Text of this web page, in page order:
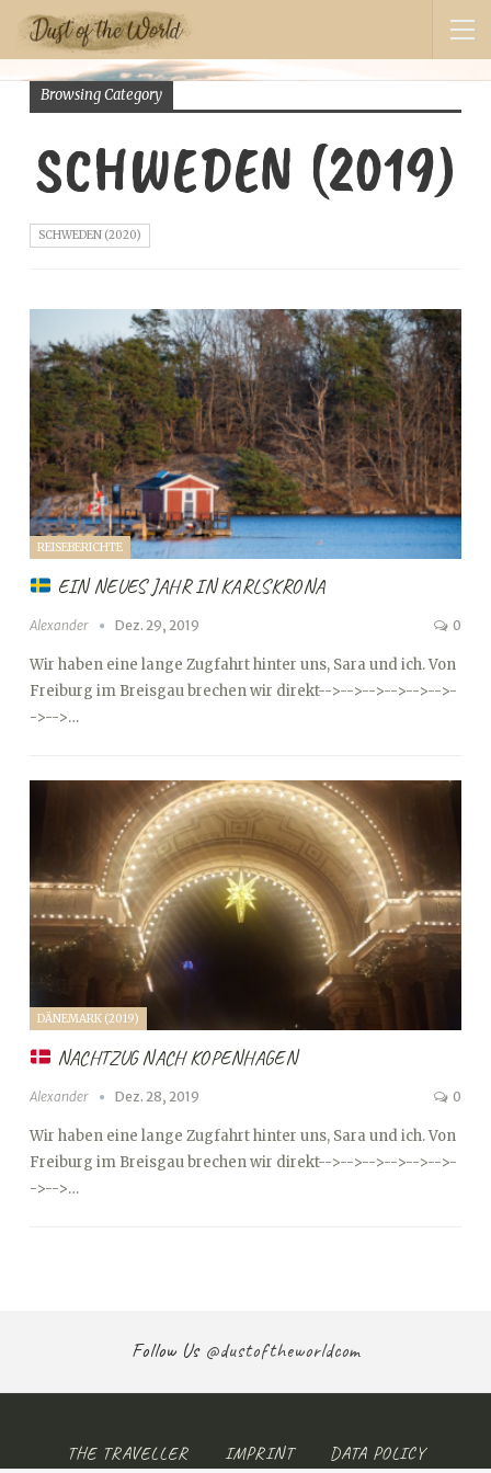
Browsing Category
SCHWEDEN (2019)
SCHWEDEN (2020)
REISEBERICHTE
EIN NEUES JAHR IN KARLSKRONA
Alexander Dez. 29, 2019 0
Wir haben eine lange Zugfahrt hinter uns, Sara und ich. Von
Freiburg im Breisgau brechen wir direkt-->-->-->-->-->-->-
->-->…
DÄNEMARK (2019)
NACHTZUG NACH KOPENHAGEN
Alexander Dez. 28, 2019 0
Wir haben eine lange Zugfahrt hinter uns, Sara und ich. Von
Freiburg im Breisgau brechen wir direkt-->-->-->-->-->-->-
->-->…
Follow Us @dustoftheworldcom
THE TRAVELLER IMPRINT DATA POLICY